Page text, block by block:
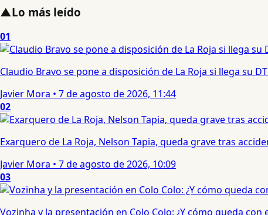
▲Lo más leído
01
Claudio Bravo se pone a disposición de La Roja si llega su
Javier Mora • 7 de agosto de 2026, 11:44
02
Exarquero de La Roja, Nelson Tapia, queda grave tras
Javier Mora • 7 de agosto de 2026, 10:09
03
Vozinha y la presentación en Colo Colo: ¿Y cómo queda